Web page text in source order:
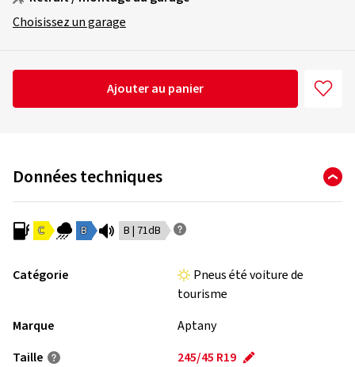
Choisissez un garage
Ajouter au panier
Données techniques
C B B | 71dB
Catégorie
Pneus été voiture de
tourisme
Marque
Aptany
Taille
245/45 R19